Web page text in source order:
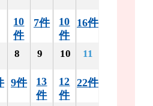
10
件
7件
10
件
16件
8
9件
9
13
件
10
12
件
11
22件